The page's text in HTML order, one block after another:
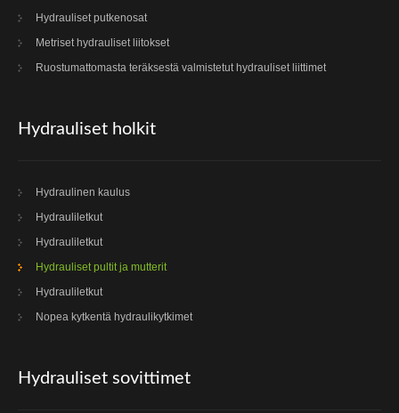
Hydrauliset putkenosat
Metriset hydrauliset liitokset
Ruostumattomasta teräksestä valmistetut hydrauliset liittimet
Hydrauliset holkit
Hydraulinen kaulus
Hydrauliletkut
Hydrauliletkut
Hydrauliset pultit ja mutterit
Hydrauliletkut
Nopea kytkentä hydraulikytkimet
Hydrauliset sovittimet